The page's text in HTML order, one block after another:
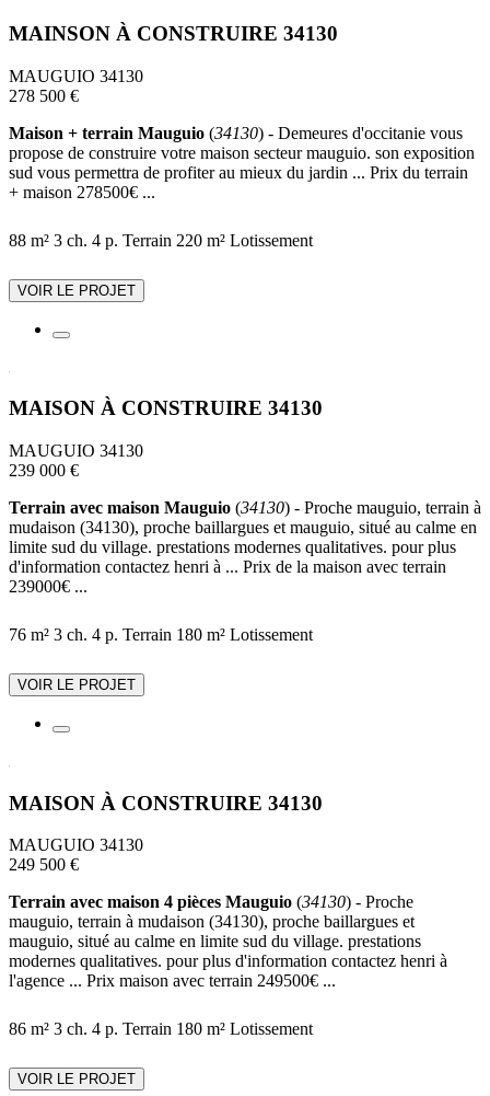
MAINSON À CONSTRUIRE 34130
MAUGUIO 34130
278 500 €
Maison + terrain Mauguio (34130) - Demeures d'occitanie vous
propose de construire votre maison secteur mauguio. son exposition
sud vous permettra de profiter au mieux du jardin ... Prix du terrain
+ maison 278500€ ...
88 m² 3 ch. 4 p. Terrain 220 m² Lotissement
VOIR LE PROJET
MAISON À CONSTRUIRE 34130
MAUGUIO 34130
239 000 €
Terrain avec maison Mauguio (34130) - Proche mauguio, terrain à
mudaison (34130), proche baillargues et mauguio, situé au calme en
limite sud du village. prestations modernes qualitatives. pour plus
d'information contactez henri à ... Prix de la maison avec terrain
239000€ ...
76 m² 3 ch. 4 p. Terrain 180 m² Lotissement
VOIR LE PROJET
MAISON À CONSTRUIRE 34130
MAUGUIO 34130
249 500 €
Terrain avec maison 4 pièces Mauguio (34130) - Proche
mauguio, terrain à mudaison (34130), proche baillargues et
mauguio, situé au calme en limite sud du village. prestations
modernes qualitatives. pour plus d'information contactez henri à
l'agence ... Prix maison avec terrain 249500€ ...
86 m² 3 ch. 4 p. Terrain 180 m² Lotissement
VOIR LE PROJET